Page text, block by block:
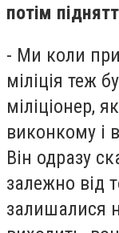
потім
- Ми коли
міліція теж
міліціонер,
виконкому і
Він одразу
залежно від
залишалися